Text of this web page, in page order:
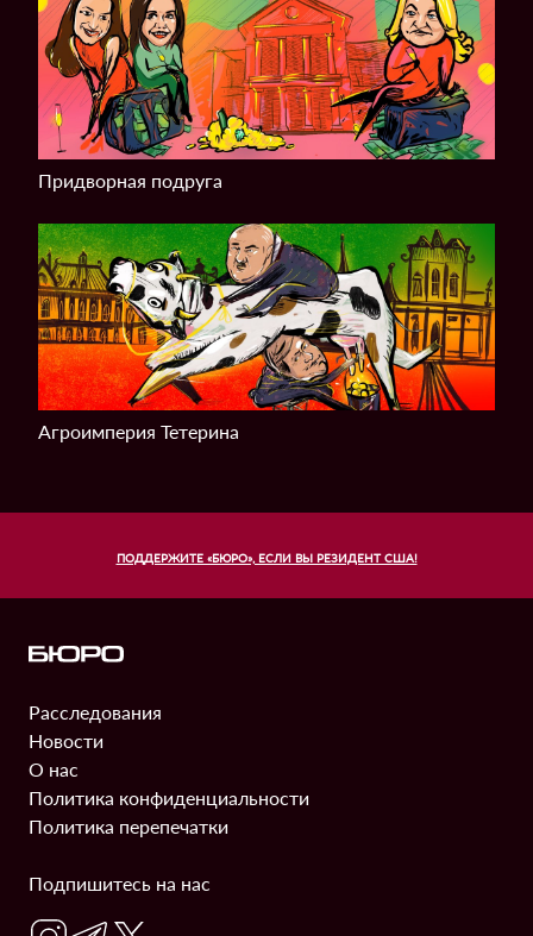
Придворная подруга
Агроимперия Тетерина
ПОДДЕРЖИТЕ «БЮРО», ЕСЛИ ВЫ РЕЗИДЕНТ США!
Информация
Расследования
Новости
О нас
Политика конфиденциальности
Политика перепечатки
Подпишитесь на нас